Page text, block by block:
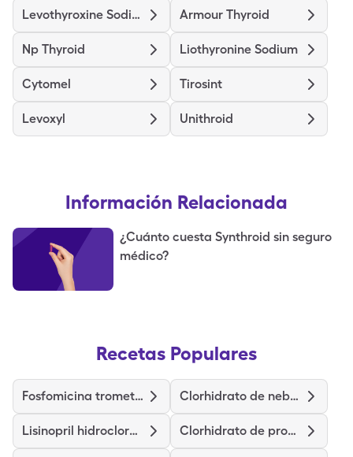
Levothyroxine Sodium Armour Thyroid
Np Thyroid Liothyronine Sodium
Cytomel Tirosint
Levoxyl Unithroid
Información Relacionada
¿Cuánto cuesta Synthroid sin seguro
médico?
Recetas Populares
Fosfomicina trometamina Clorhidrato de nebivolol
Lisinopril hidroclorotiazida Clorhidrato de prometazina